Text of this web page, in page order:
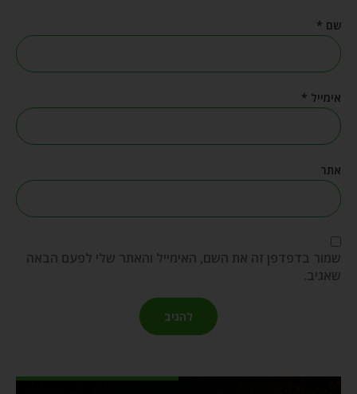
שם *
אימייל *
אתר
שמור בדפדפן זה את השם, האימייל והאתר שלי לפעם הבאה
שאגיב.